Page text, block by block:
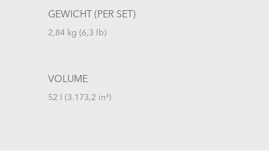
GEWICHT (PER SET)
2,84 kg (6,3 lb)
VOLUME
52 l (3.173,2 in³)